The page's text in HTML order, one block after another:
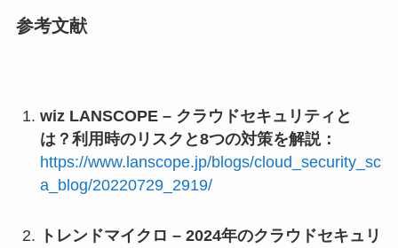
参考文献
wiz LANSCOPE – クラウドセキュリティと
は？利用時のリスクと8つの対策を解説：
https://www.lanscope.jp/blogs/cloud_security_sc
a_blog/20220729_2919/
トレンドマイクロ – 2024年のクラウドセキュリ